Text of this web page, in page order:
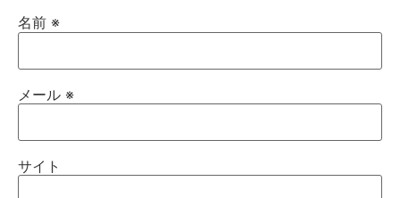
名前 ※
メール ※
サイト